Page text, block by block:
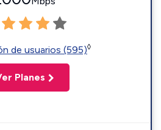
de usuarios (595)◊
Planes